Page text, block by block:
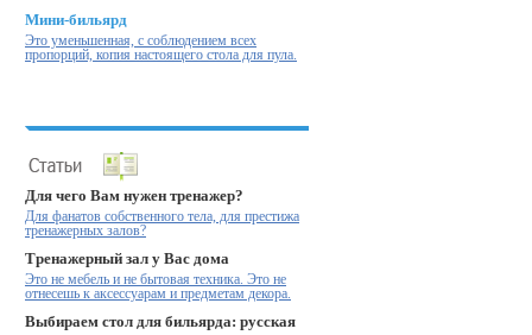
Мини-бильярд
Это уменьшенная, с соблюдением всех
пропорций, копия настоящего стола для пула.
Для чего Вам нужен тренажер?
Для фанатов собственного тела, для престижа
тренажерных залов?
Тренажерный зал у Вас дома
Это не мебель и не бытовая техника. Это не
отнесешь к аксессуарам и предметам декора.
Выбираем стол для бильярда: русская